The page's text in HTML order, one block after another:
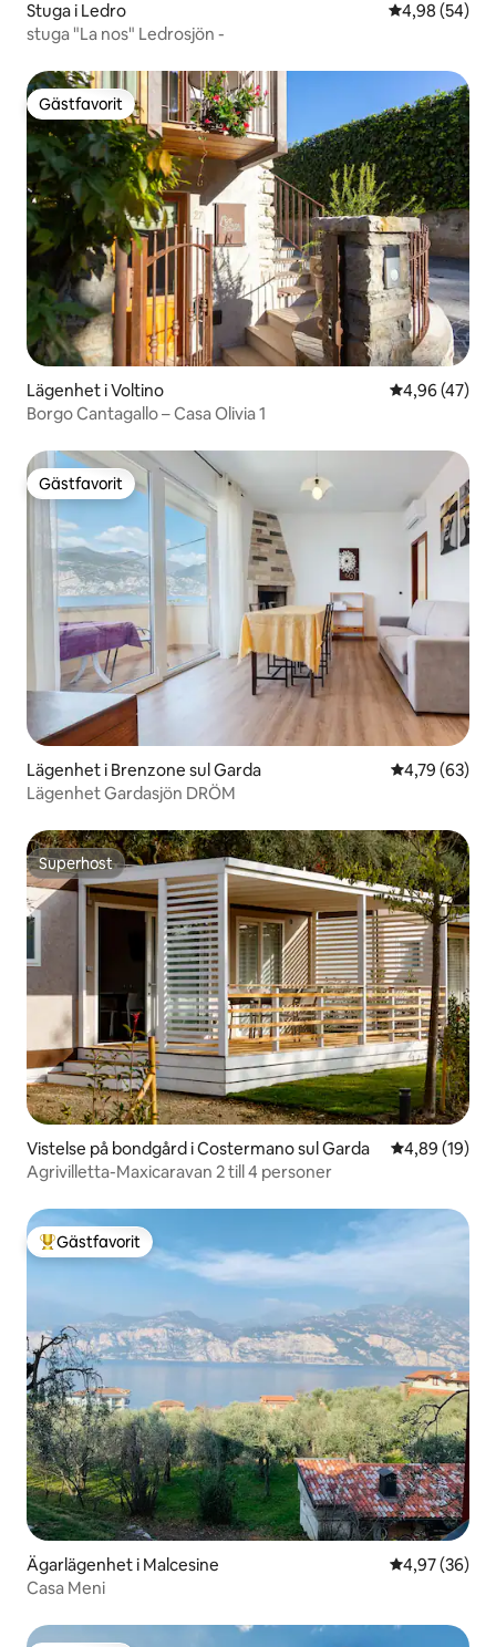
Stuga i Ledro 4,98 av 5 i
4,98 (54)
stuga "La nos" Ledrosjön -
Gästfavorit
Gästfavorit
Lägenhet i Voltino 4,96 av 5 i
4,96 (47)
Borgo Cantagallo – Casa Olivia 1
Gästfavorit
Gästfavorit
Lägenhet i Brenzone sul Garda 4,79 av 5 i
4,79 (63)
Lägenhet Gardasjön DRÖM
Superhost
Superhost
Vistelse på bondgård i Costermano sul Garda 4,89 av 5 i
4,89 (19)
Agrivilletta-Maxicaravan 2 till 4 personer
Populär gästfavorit
Gästfavorit
Ägarlägenhet i Malcesine 4,97 av 5 i
4,97 (36)
Casa Meni